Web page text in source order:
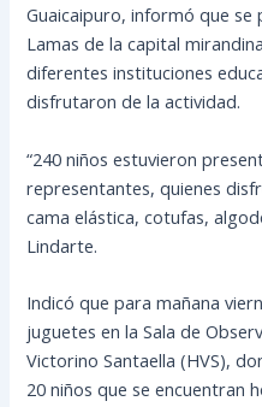
Guaicaipuro, informó que
Lamas de la capital
diferentes instituciones
disfrutaron de la actividad.
“240 niños estuvieron
representantes, quienes
cama elástica, cotufas,
Lindarte.
Indicó que para mañana
juguetes en la Sala de
Victorino Santaella (HVS),
20 niños que se encuentran